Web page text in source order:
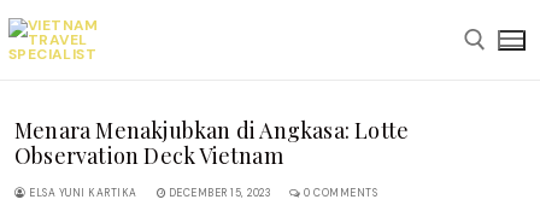
to
content
Search for:
Menara Menakjubkan di Angkasa: Lotte
Observation Deck Vietnam
ELSA YUNI KARTIKA DECEMBER 15, 2023 0 COMMENTS